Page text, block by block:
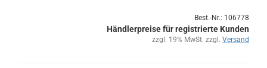
Best.-Nr.: 106778
Händlerpreise für registrierte Kunden
zzgl. 19% MwSt. zzgl. Versand